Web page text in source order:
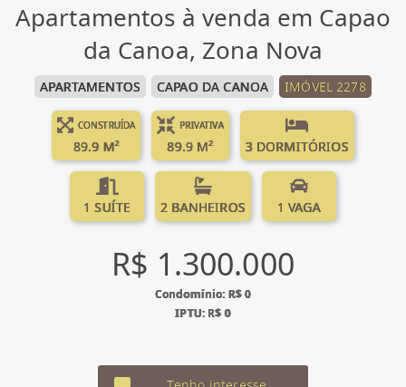
Apartamentos à venda em Capao
da Canoa, Zona Nova
APARTAMENTOS CAPAO DA CANOA IMÓVEL 2278
CONSTRUÍDA
89.9 M²
PRIVATIVA
89.9 M² 3 DORMITÓRIOS
1 SUÍTE 2 BANHEIROS 1 VAGA
R$ 1.300.000
Condomínio: R$ 0
IPTU: R$ 0